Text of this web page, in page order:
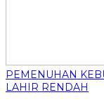
PEMENUHAN
LAHIR RENDAH